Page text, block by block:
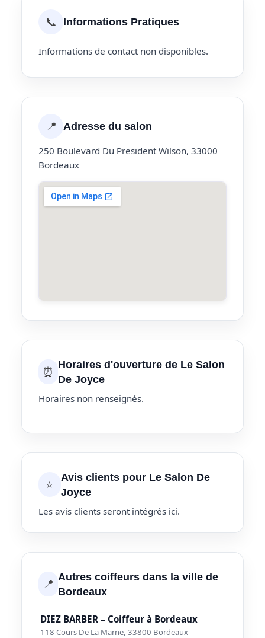
📞 Informations Pratiques
Informations de contact non disponibles.
📍 Adresse du salon
250 Boulevard Du President Wilson, 33000
Bordeaux
⏰ Horaires d'ouverture de Le Salon
De Joyce
Horaires non renseignés.
⭐
Avis clients pour Le Salon De
Joyce
Les avis clients seront intégrés ici.
📍 Autres coiffeurs dans la ville de
Bordeaux
DIEZ BARBER – Coiffeur à Bordeaux
118 Cours De La Marne, 33800 Bordeaux